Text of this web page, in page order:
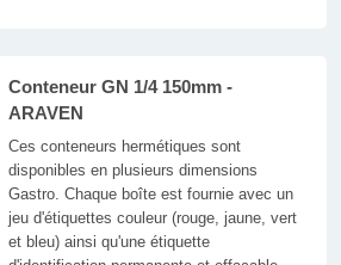
Conteneur GN 1/4 150mm -
ARAVEN
Ces conteneurs hermétiques sont
disponibles en plusieurs dimensions
Gastro. Chaque boîte est fournie avec un
jeu d'étiquettes couleur (rouge, jaune, vert
et bleu) ainsi qu'une étiquette